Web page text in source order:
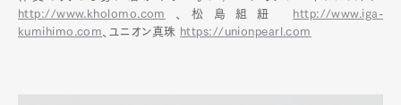
http://www.kholomo.com
、松島組紐
http://www.iga-
kumihimo.com
、ユニオン真珠 https://unionpearl.com